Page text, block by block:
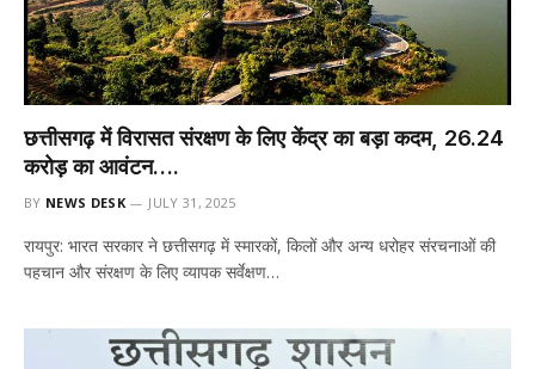
छत्तीसगढ़ में विरासत संरक्षण के लिए केंद्र का बड़ा कदम, ₹26.24
करोड़ का आवंटन….
BY NEWS DESK JULY 31, 2025
रायपुर: भारत सरकार ने छत्तीसगढ़ में स्मारकों, किलों और अन्य धरोहर संरचनाओं की
पहचान और संरक्षण के लिए व्यापक सर्वेक्षण…